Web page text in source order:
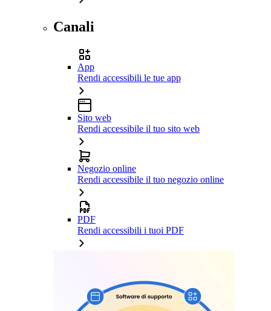
Canali
App
Rendi accessibili le tue app
Sito web
Rendi accessibile il tuo sito web
Negozio online
Rendi accessibile il tuo negozio online
PDF
Rendi accessibili i tuoi PDF